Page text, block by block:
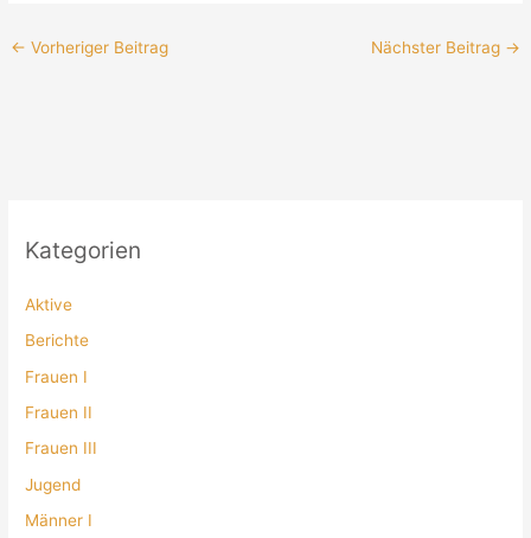
Kategorien
Aktive
Berichte
Frauen I
Frauen II
Frauen III
Jugend
Männer I
← Vorheriger Beitrag Nächster Beitrag →